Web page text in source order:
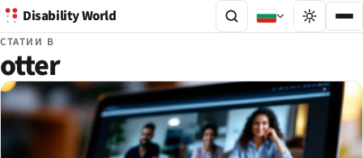
Disability World
СТАТИИ В
otter